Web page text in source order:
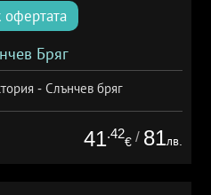
офертата
Бряг
- Слънчев бряг
41.42
€ / 81лв.